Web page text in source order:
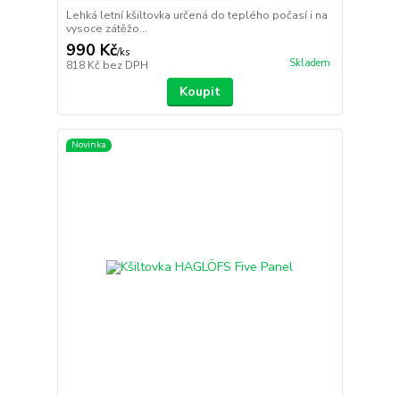
Lehká letní kšiltovka určená do teplého počasí i na
vysoce zátěžo...
990 Kč/ks
818 Kč bez DPH Skladem
Koupit
Novinka